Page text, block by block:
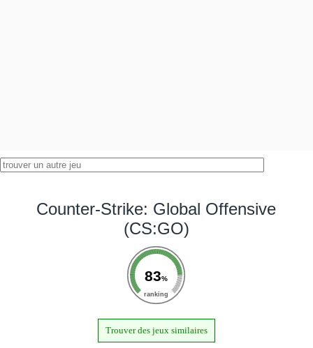
Counter-Strike: Global Offensive
(CS:GO)
83%
ranking
Trouver des jeux similaires